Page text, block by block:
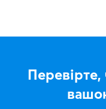
Перевірте,